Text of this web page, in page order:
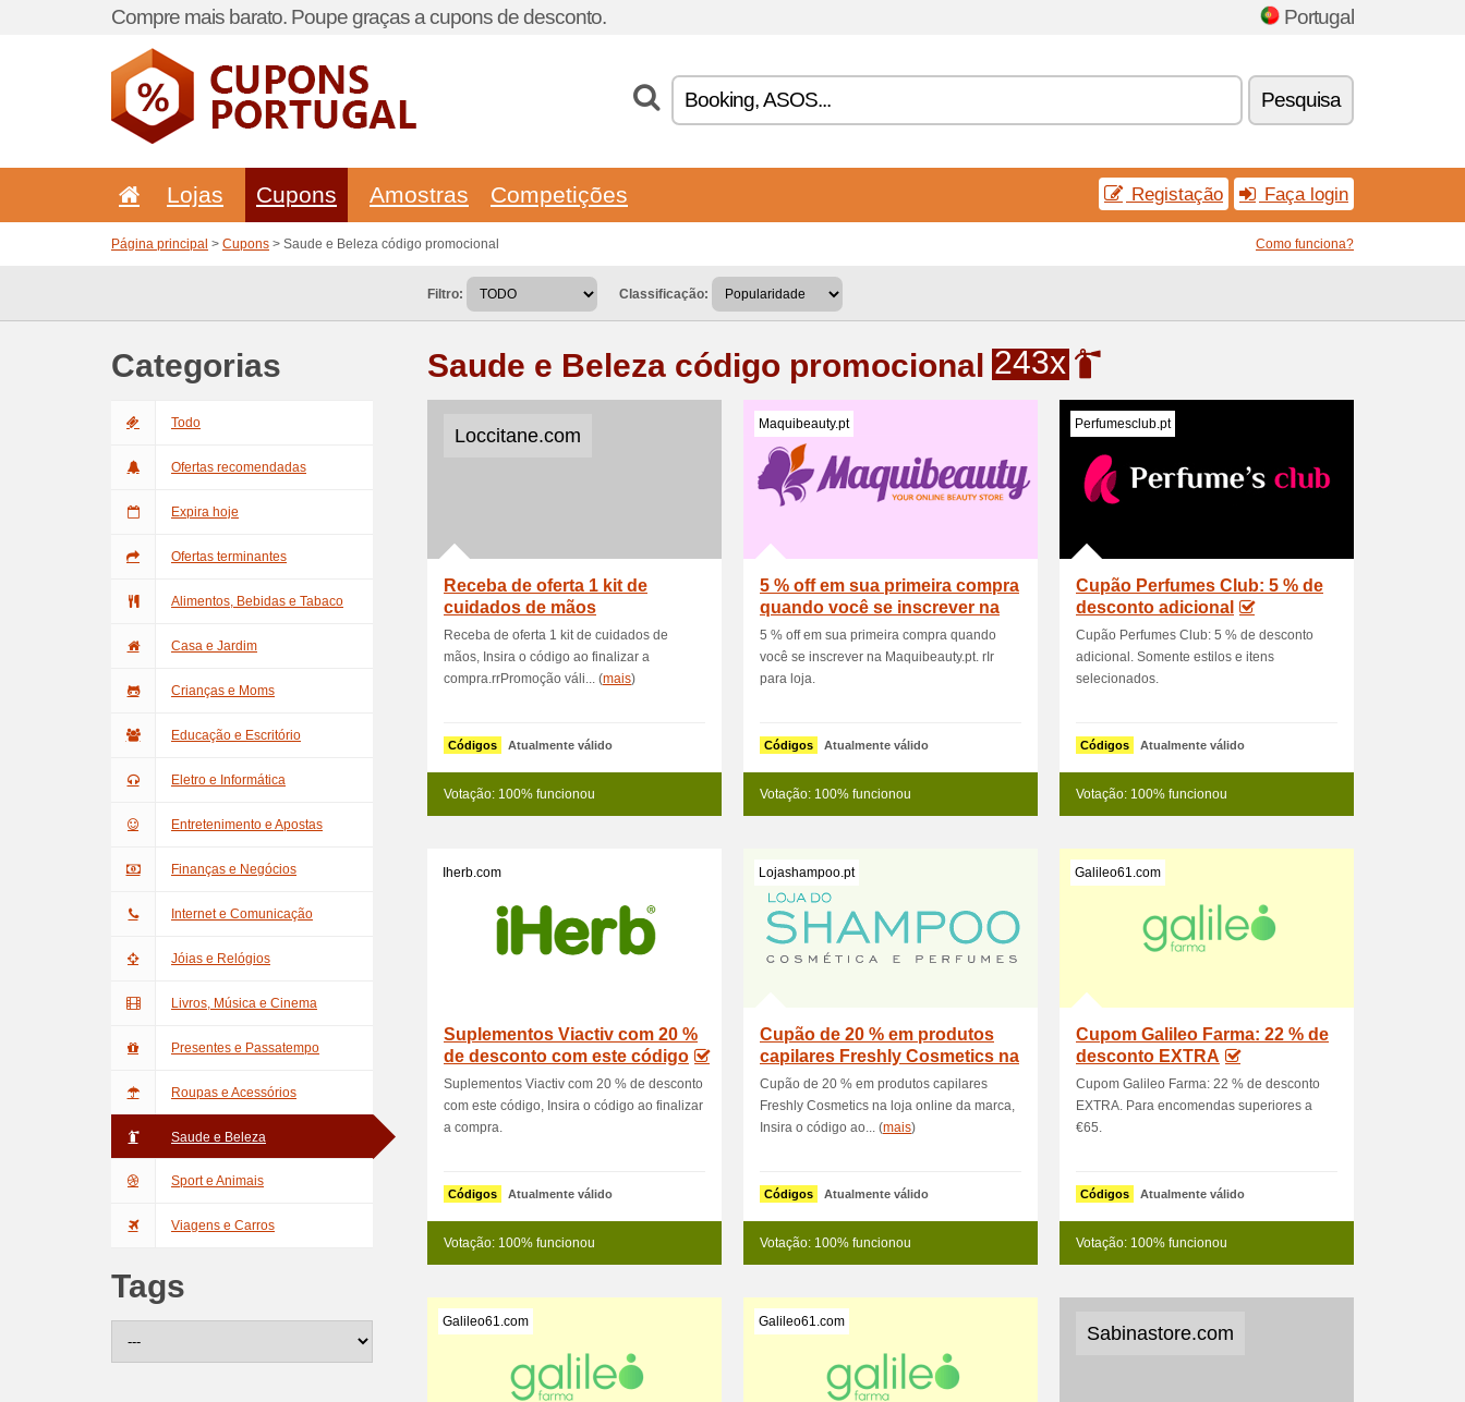
Compre mais barato. Poupe graças a cupons de desconto. Portugal
Pesquisa
Lojas Cupons Amostras Competições Registação Faça login
Página principal > Cupons > Saude e Beleza código promocional Como funciona?
Filtro: Classificação:
Categorias
Todo
Ofertas recomendadas
Expira hoje
Ofertas terminantes
Alimentos, Bebidas e Tabaco
Casa e Jardim
Crianças e Moms
Educação e Escritório
Eletro e Informática
Entretenimento e Apostas
Finanças e Negócios
Internet e Comunicação
Jóias e Relógios
Livros, Música e Cinema
Presentes e Passatempo
Roupas e Acessórios
Saude e Beleza
Sport e Animais
Viagens e Carros
Tags
Saude e Beleza código promocional 243x
Loccitane.com
Receba de oferta 1 kit de
cuidados de mãos
Receba de oferta 1 kit de cuidados de
mãos, Insira o código ao finalizar a
compra.rrPromoção váli... (mais)
Códigos Atualmente válido
Votação: 100% funcionou
Maquibeauty.pt
5 % off em sua primeira compra
quando você se inscrever na
Ma
5 % off em sua primeira compra quando
você se inscrever na Maquibeauty.pt. rIr
para loja.
Códigos Atualmente válido
Votação: 100% funcionou
Perfumesclub.pt
Cupão Perfumes Club: 5 % de
desconto adicional
Cupão Perfumes Club: 5 % de desconto
adicional. Somente estilos e itens
selecionados.
Códigos Atualmente válido
Votação: 100% funcionou
Iherb.com
Suplementos Viactiv com 20 %
de desconto com este código
Suplementos Viactiv com 20 % de desconto
com este código, Insira o código ao finalizar
a compra.
Códigos Atualmente válido
Votação: 100% funcionou
Lojashampoo.pt
Cupão de 20 % em produtos
capilares Freshly Cosmetics na
loja
Cupão de 20 % em produtos capilares
Freshly Cosmetics na loja online da marca,
Insira o código ao... (mais)
Códigos Atualmente válido
Votação: 100% funcionou
Galileo61.com
Cupom Galileo Farma: 22 % de
desconto EXTRA
Cupom Galileo Farma: 22 % de desconto
EXTRA. Para encomendas superiores a
€65.
Códigos Atualmente válido
Votação: 100% funcionou
Galileo61.com Galileo61.com
Sabinastore.com